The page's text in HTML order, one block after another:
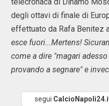
degli ottavi di finale di
effettuato da Rafa Benitez
esce fuori...Mertens!
come a dire "magari
provando a segnare" e
segui